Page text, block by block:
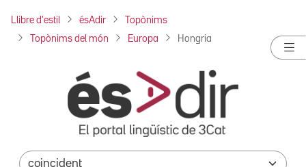
Llibre d'estil ésAdir Topònims
Topònims del món Europa Hongria